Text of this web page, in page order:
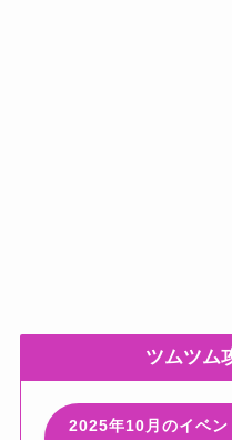
ツムツム
2025年10月のイベ